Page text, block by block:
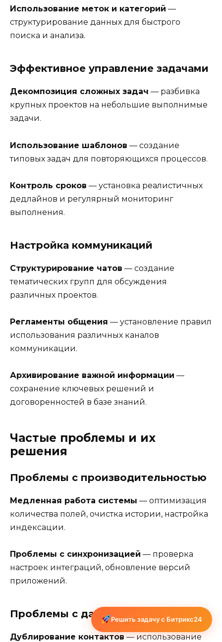
Использование меток и категорий —
структурирование данных для быстрого
поиска и анализа.
Эффективное управление задачами
Декомпозиция сложных задач — разбивка
крупных проектов на небольшие выполнимые
задачи.
Использование шаблонов — создание
типовых задач для повторяющихся процессов.
Контроль сроков — установка реалистичных
дедлайнов и регулярный мониторинг
выполнения.
Настройка коммуникаций
Структурирование чатов — создание
тематических групп для обсуждения
различных проектов.
Регламенты общения — установление правил
использования различных каналов
коммуникации.
Архивирование важной информации —
сохранение ключевых решений и
договоренностей в базе знаний.
Частые проблемы и их
решения
Проблемы с производительностью
Медленная работа системы — оптимизация
количества полей, очистка истории, настройка
индексации.
Проблемы с синхронизацией — проверка
настроек интеграций, обновление версий
приложений.
Проблемы с данными
Дублирование контактов — использование
Решить задачу с Битрикс24